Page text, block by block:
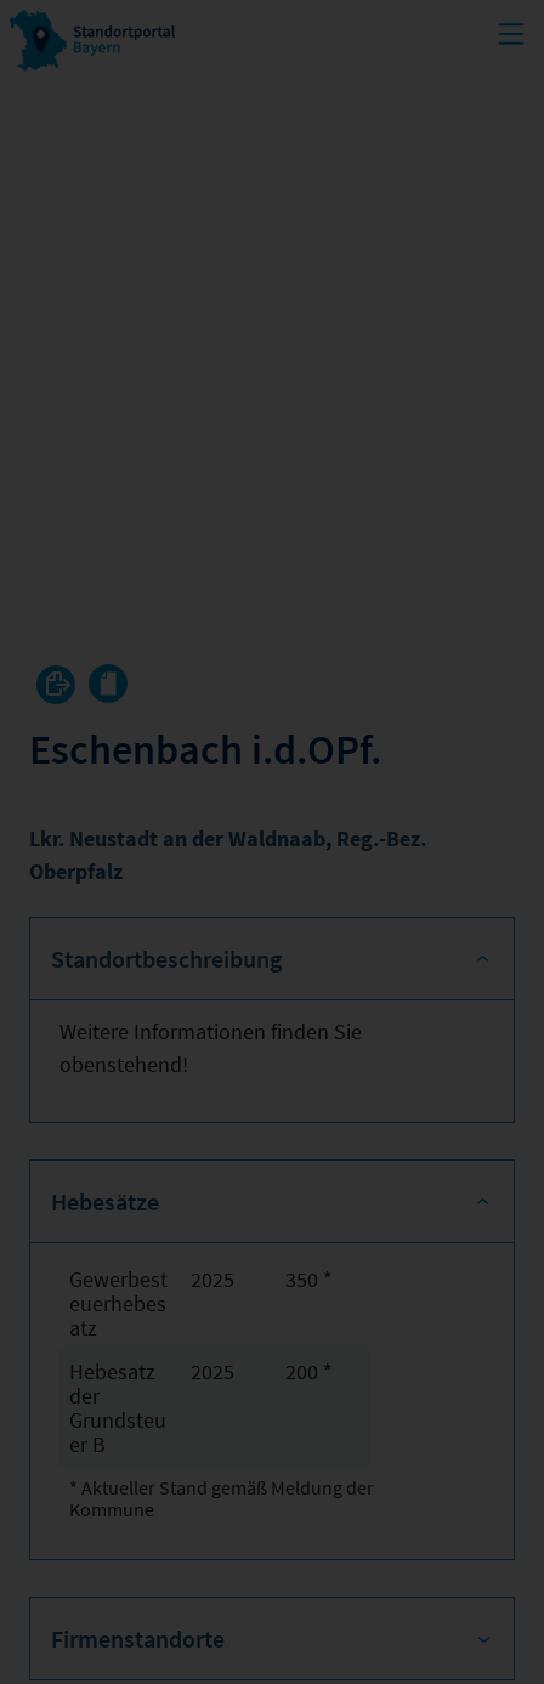
Eschenbach i.d.OPf.
Lkr. Neustadt an der Waldnaab, Reg.-Bez.
Oberpfalz
Standortbeschreibung
Weitere Informationen finden Sie
obenstehend!
Hebesätze
Gewerbest
euerhebes
atz
2025 350 *
Hebesatz
der
Grundsteu
er B
2025 200 *
* Aktueller Stand gemäß Meldung der
Kommune
Firmenstandorte